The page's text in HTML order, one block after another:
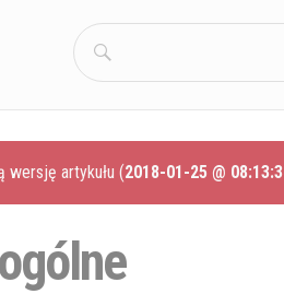
Szukaj:
wersję artykułu (2018-01-25 @